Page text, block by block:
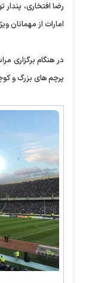
رضا افتخاری،
امارات از مهمانان
در هنگام برگزاری
پرچم های بزرگ و